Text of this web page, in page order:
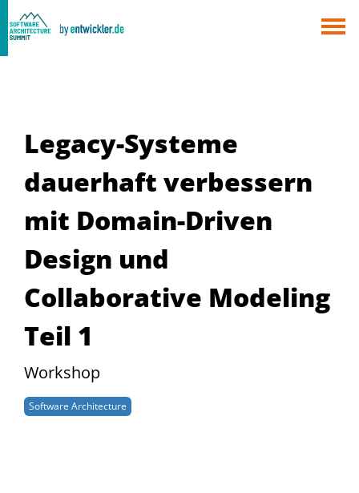
Legacy-Systeme
dauerhaft verbessern
mit Domain-Driven
Design und
Collaborative Modeling
Teil 1
Workshop
Software Architecture
Alle